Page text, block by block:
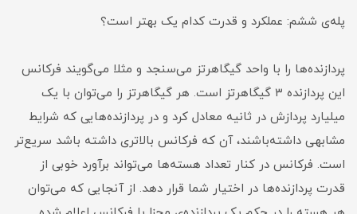
پله‌ی ششم: عملکرد و قدرت کدام یک بهتر است؟
پردازنده‌ها را با واحد گیگاهرتز می‌سنجد و مثلا می‌گویند فرکانس
این پردازنده ۳ گیگاهرتز است. هر گیگاهرتز را می‌توان با یک
میلیارد پردازش در ثانیه معادل کرد و در پردازنده‌هایی که شرایط
مشابهی داشته‌باشند، آن که فرکانس بالاتری داشته باشد سریع‌تر
است. فرکانس در کنار تعداد هسته‌ها می‌تواند برآورد خوبی از
قدرت پردازنده‌ها در اختیار شما قرار دهد. از آنجایی که می‌توان